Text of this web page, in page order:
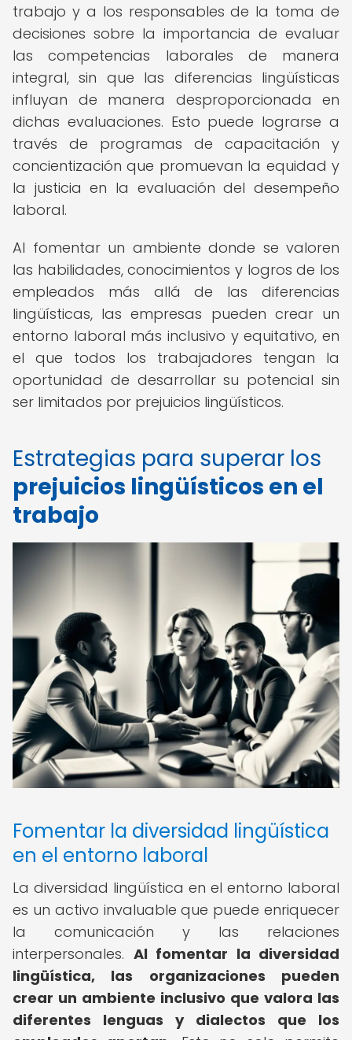
trabajo y a los responsables de la toma de
decisiones sobre la importancia de evaluar
las competencias laborales de manera
integral, sin que las diferencias lingüísticas
influyan de manera desproporcionada en
dichas evaluaciones. Esto puede lograrse a
través de programas de capacitación y
concientización que promuevan la equidad y
la justicia en la evaluación del desempeño
laboral.
Al fomentar un ambiente donde se valoren
las habilidades, conocimientos y logros de los
empleados más allá de las diferencias
lingüísticas, las empresas pueden crear un
entorno laboral más inclusivo y equitativo, en
el que todos los trabajadores tengan la
oportunidad de desarrollar su potencial sin
ser limitados por prejuicios lingüísticos.
Estrategias para superar los
prejuicios lingüísticos en el
trabajo
Fomentar la diversidad lingüística
en el entorno laboral
La diversidad lingüística en el entorno laboral
es un activo invaluable que puede enriquecer
la comunicación y las relaciones
interpersonales. Al fomentar la diversidad
lingüística, las organizaciones pueden
crear un ambiente inclusivo que valora las
diferentes lenguas y dialectos que los